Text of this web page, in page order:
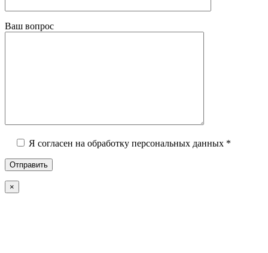
Ваш вопрос
Я согласен на обработку персональных данных *
×